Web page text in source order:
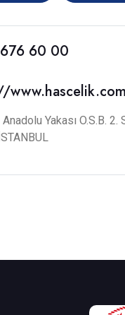
60 00
Yakası O.S.B.